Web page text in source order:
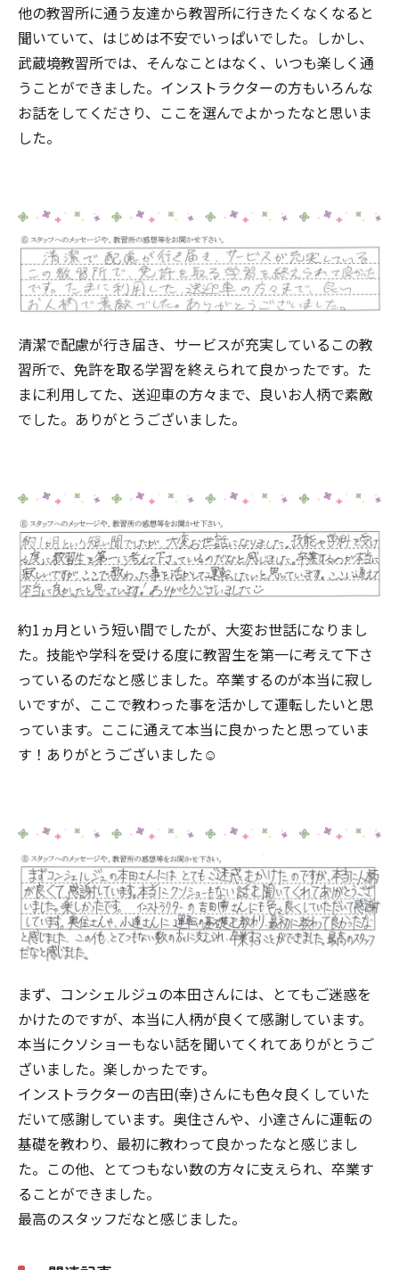
他の教習所に通う友達から教習所に行きたくなくなると
聞いていて、はじめは不安でいっぱいでした。しかし、
武蔵境教習所では、そんなことはなく、いつも楽しく通
うことができました。インストラクターの方もいろんな
お話をしてくださり、ここを選んでよかったなと思いま
した。
清潔で配慮が行き届き、サービスが充実しているこの教
習所で、免許を取る学習を終えられて良かったです。た
まに利用してた、送迎車の方々まで、良いお人柄で素敵
でした。ありがとうございました。
約1ヵ月という短い間でしたが、大変お世話になりまし
た。技能や学科を受ける度に教習生を第一に考えて下さ
っているのだなと感じました。卒業するのが本当に寂し
いですが、ここで教わった事を活かして運転したいと思
っています。ここに通えて本当に良かったと思っていま
す！ありがとうございました☺
まず、コンシェルジュの本田さんには、とてもご迷惑を
かけたのですが、本当に人柄が良くて感謝しています。
本当にクソショーもない話を聞いてくれてありがとうご
ざいました。楽しかったです。
インストラクターの吉田(幸)さんにも色々良くしていた
だいて感謝しています。奥住さんや、小達さんに運転の
基礎を教わり、最初に教わって良かったなと感じまし
た。この他、とてつもない数の方々に支えられ、卒業す
ることができました。
最高のスタッフだなと感じました。